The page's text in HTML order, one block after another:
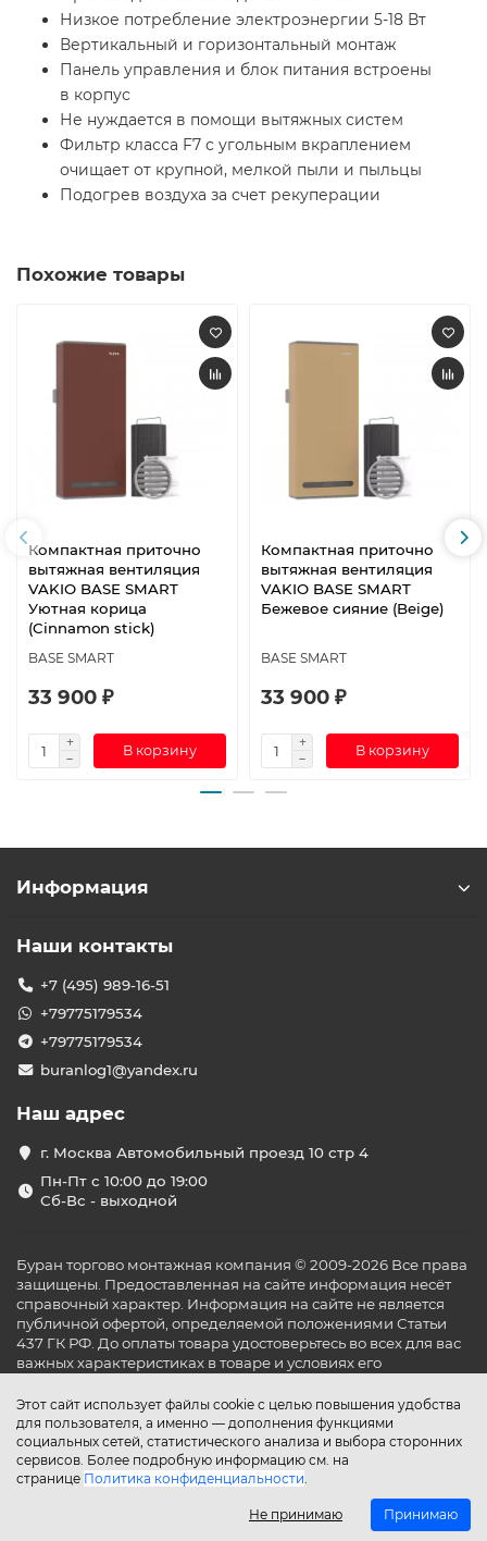
Низкое потребление электроэнергии 5-18 Вт
Вертикальный и горизонтальный монтаж
Панель управления и блок питания встроены
в корпус
Не нуждается в помощи вытяжных систем
Фильтр класса F7 с угольным вкраплением
очищает от крупной, мелкой пыли и пыльцы
Подогрев воздуха за счет рекуперации
Похожие товары
Компактная приточно
вытяжная вентиляция
VAKIO BASE SMART
Уютная корица
(Cinnamon stick)
BASE SMART
33 900 ₽
В корзину
Компактная приточно
вытяжная вентиляция
VAKIO BASE SMART
Бежевое сияние (Beige)
BASE SMART
33 900 ₽
В корзину
Этот сайт использует файлы cookie с целью повышения удобства
для пользователя, а именно — дополнения функциями
социальных сетей, статистического анализа и выбора сторонних
сервисов. Более подробную информацию см. на
странице Политика конфиденциальности.
Не принимаю Принимаю
Информация
Наши контакты
+7 (495) 989-16-51
+79775179534
+79775179534
buranlog1@yandex.ru
Наш адрес
г. Москва Автомобильный проезд 10 стр 4
Пн-Пт с 10:00 до 19:00
Сб-Вс - выходной
Буран торгово монтажная компания © 2009-2026 Все права
защищены. Предоставленная на сайте информация несёт
справочный характер. Информация на сайте не является
публичной офертой, определяемой положениями Статьи
437 ГК РФ. До оплаты товара удостоверьтесь во всех для вас
важных характеристиках в товаре и условиях его